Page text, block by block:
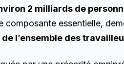
2 milliards de
essentielle,
de l’ensemble des